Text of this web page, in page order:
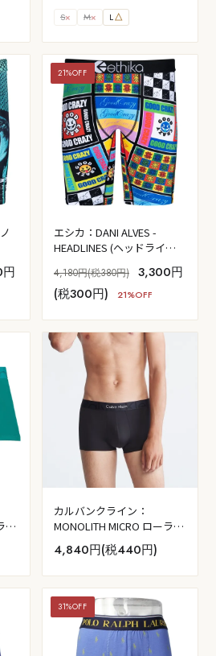
S× M× L△
21%OFF
エシカ：DANI ALVES -
HEADLINES (ヘッドライン
4,180円(税380円)
3,300円
(税300円)
21%OFF
イ
カルバンクライン：
MONOLITH MICRO ローライ
ズボクサーパンツ (ブラッ
ク)
4,840円(税440円)
31%OFF